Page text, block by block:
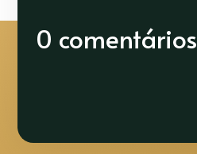
0 comentários